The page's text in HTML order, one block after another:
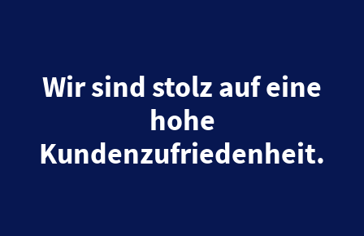
Wir sind stolz auf eine
hohe
Kundenzufriedenheit.